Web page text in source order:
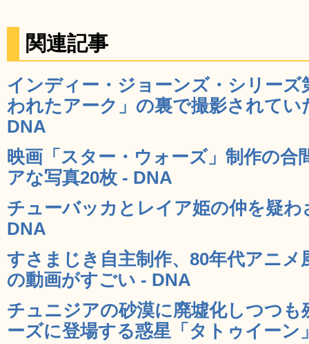
関連記事
インディー・ジョーンズ・シリーズ
われたアーク」の裏で撮影されて
DNA
映画「スター・ウォーズ」制作の合
アな写真20枚 - DNA
チューバッカとレイア姫の仲を疑
DNA
すさまじき自主制作、80年代アニメ
の動画がすごい - DNA
チュニジアの砂漠に廃墟化しつつ
ーズに登場する惑星「タトゥイーン